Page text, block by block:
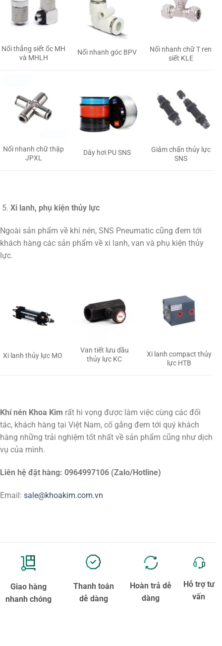
Nối thẳng siết ốc MH
và MHLH
Nối nhanh góc BPV
Nối nhanh chữ T ren
siết KLE
Nối nhanh chữ thập
JPXL
Dây hơi PU SNS
Giảm chấn thủy lực
SNS
Xi lanh, phụ kiện thủy lực
Ngoài sản phẩm về khí nén, SNS Pneumatic cũng đem tới
khách hàng các sản phẩm về xi lanh, van và phụ kiện thủy
lực.
Xi lanh thủy lực MO
Van tiết lưu dầu
thủy lực KC
Xi lanh compact thủy
lực HTB
Khí nén Khoa Kim rất hi vọng được làm việc cùng các đối
tác, khách hàng tại Việt Nam, cố gắng đem tới quý khách
hàng những trải nghiệm tốt nhất về sản phẩm cũng như dịch
vụ của mình.
Liên hệ đặt hàng: 0964997106 (Zalo/Hotline)
Email: sale@khoakim.com.vn
Giao hàng
nhanh chóng
Thanh toán
dễ dàng
Hoàn trả dễ
dàng
Hỗ trợ tư
vấn